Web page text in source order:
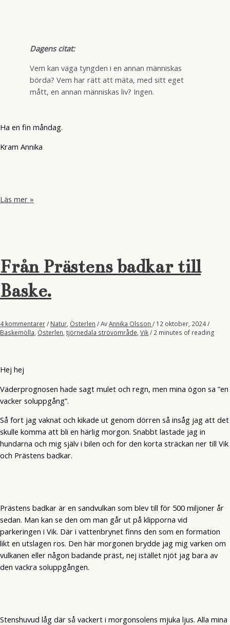
Dagens citat:
Vem kan väga tyngden i en annan människas
börda? Vem har rätt att mäta, med sitt eget
mått, en annan människas liv? Ingen.
Ha en fin måndag.
Kram Annika
En
Läs mer »
Från Prästens badkar till
Baske.
4 kommentarer/ Natur Österlen / AvAnnika Olsson / 12 oktober, 2024/
Baskemölla Österlen tjörnedala strövområde Vik/ 2 minutes of reading
Hej hej
Väderprognosen hade sagt mulet och regn, men mina ögon sa ”en
vacker soluppgång”.
Så fort jag vaknat och kikade ut genom dörren så insåg jag att det
skulle komma att bli en härlig morgon. Snabbt lastade jag in
hundarna och mig själv i bilen och for den korta sträckan ner till Vik
och Prästens badkar.
Prästens badkar är en sandvulkan som blev till för 500 miljoner år
sedan. Man kan se den om man går ut på klipporna vid
parkeringen i Vik. Där i vattenbrynet finns den som en formation
likt en utslagen ros. Den här morgonen brydde jag mig varken om
vulkanen eller någon badande präst, nej istället njöt jag bara av
den vackra soluppgången.
Stenshuvud låg där så vackert i morgonsolens mjuka ljus. Alla mina